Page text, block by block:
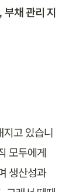
부채 관리 지
지고 있습니
모두에게
생산성과